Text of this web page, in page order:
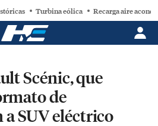
Turbina eólica Recarga aire
Scénic, que
de
SUV eléctrico